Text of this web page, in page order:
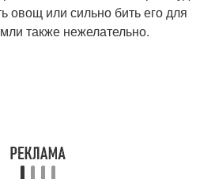
овощ или сильно бить его для
также нежелательно.